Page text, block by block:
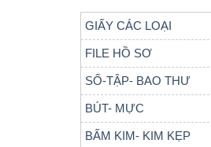
GIẤY CÁC LOẠI
FILE HỒ SƠ
SỐ-TẬP- BAO THƯ
BÚT- MỰC
BẤM KIM- KIM KẸP